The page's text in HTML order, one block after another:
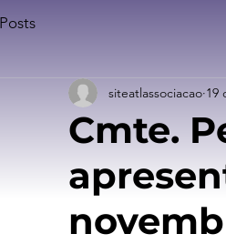
Cmte.
siteatlassociacao 19